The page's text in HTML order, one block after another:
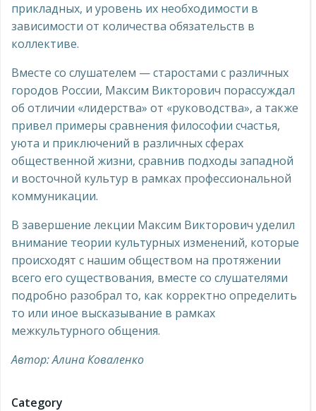
прикладных, и уровень их необходимости в
зависимости от количества обязательств в
коллективе.
Вместе со слушателем — старостами с различных
городов России, Максим Викторович порассуждал
об отличии «лидерства» от «руководства», а также
привел примеры сравнения философии счастья,
уюта и приключений в различных сферах
общественной жизни, сравнив подходы западной
и восточной культур в рамках профессиональной
коммуникации.
В завершение лекции Максим Викторович уделил
внимание теории культурных изменений, которые
происходят с нашим обществом на протяжении
всего его существования, вместе со слушателями
подробно разобрал то, как корректно определить
то или иное высказывание в рамках
межкультурного общения.
Автор: Алина Коваленко
Category